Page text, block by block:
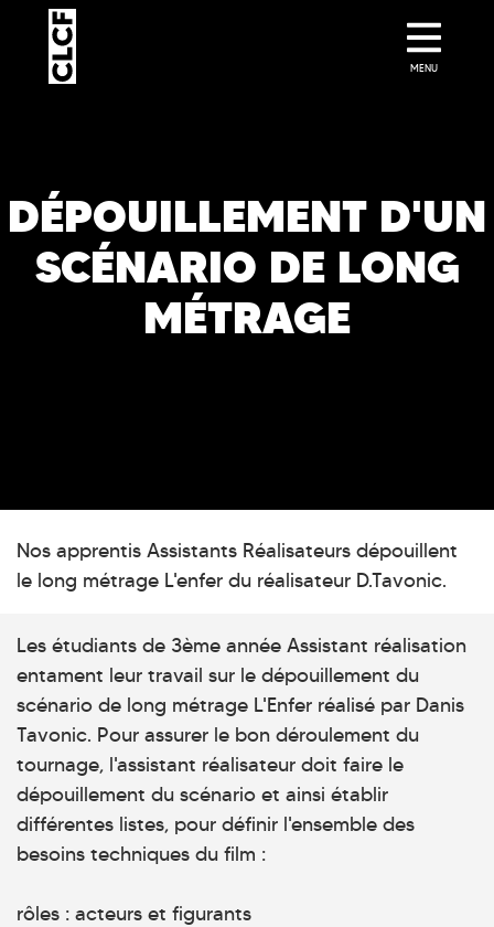
DÉPOUILLEMENT D'UN
SCÉNARIO DE LONG
MÉTRAGE
Nos apprentis Assistants Réalisateurs dépouillent
le long métrage L'enfer du réalisateur D.Tavonic.
Les étudiants de 3ème année Assistant réalisation
entament leur travail sur le dépouillement du
scénario de long métrage L'Enfer réalisé par Danis
Tavonic. Pour assurer le bon déroulement du
tournage, l'assistant réalisateur doit faire le
dépouillement du scénario et ainsi établir
différentes listes, pour définir l'ensemble des
besoins techniques du film :
rôles : acteurs et figurants
MENU